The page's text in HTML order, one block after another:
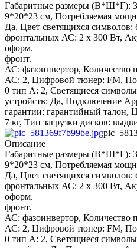
Габаритные размеры (В*Ш*Г):
9*20*23 см, Потребляемая
Да, Цвет светящихся
фронтальных АС: 2 x 300 Вт,
оформ.
фронт.
АС: фазоинвертор, Количество
АС: 2, Цифровой тюнер: FM,
0 тип A: 2, Светящиеся
устройств: Да, Подключение
гарантии: гарантийный талон,
7 кг, Тип загрузки дисков:
Описание
Габаритные размеры (В*Ш*Г):
9*20*23 см, Потребляемая
Да, Цвет светящихся
фронтальных АС: 2 x 300 Вт,
оформ.
фронт.
АС: фазоинвертор, Количество
АС: 2, Цифровой тюнер: FM,
0 тип A: 2, Светящиеся